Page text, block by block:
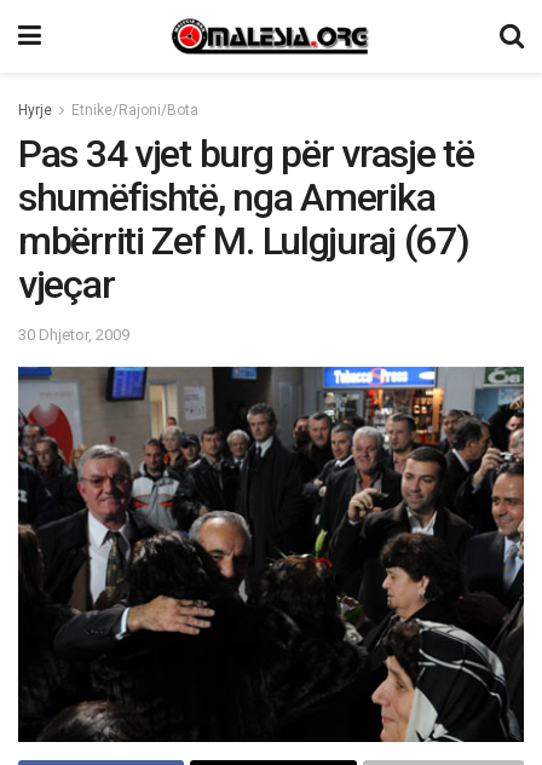
Hyrje Etnike/Rajoni/Bota
Pas 34 vjet burg për vrasje të
shumëfishtë, nga Amerika
mbërriti Zef M. Lulgjuraj (67)
vjeçar
30 Dhjetor, 2009